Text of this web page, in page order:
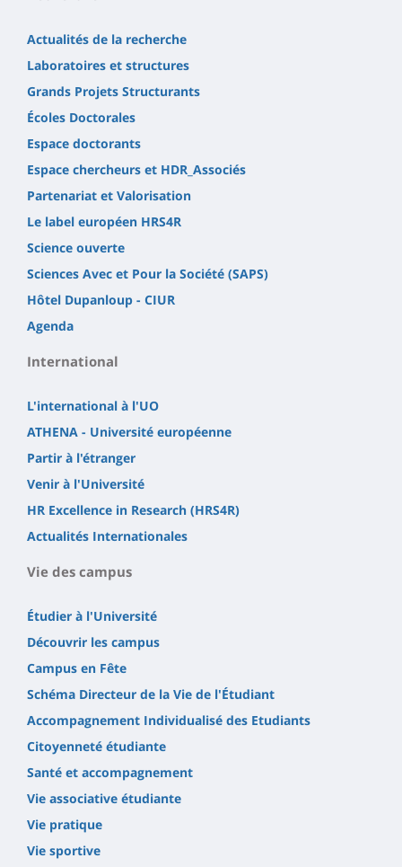
Actualités de la recherche
Laboratoires et structures
Grands Projets Structurants
Écoles Doctorales
Espace doctorants
Espace chercheurs et HDR_Associés
Partenariat et Valorisation
Le label européen HRS4R
Science ouverte
Sciences Avec et Pour la Société (SAPS)
Hôtel Dupanloup - CIUR
Agenda
International
L'international à l'UO
ATHENA - Université européenne
Partir à l'étranger
Venir à l'Université
HR Excellence in Research (HRS4R)
Actualités Internationales
Vie des campus
Étudier à l'Université
Découvrir les campus
Campus en Fête
Schéma Directeur de la Vie de l'Étudiant
Accompagnement Individualisé des Etudiants
Citoyenneté étudiante
Santé et accompagnement
Vie associative étudiante
Vie pratique
Vie sportive